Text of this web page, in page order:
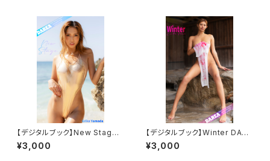
【デジタルブック】New Stage
DAREA Dream Factory Mag
azine
¥3,000
【デジタルブック】Winter DARE
A Dream Factory Magazine
¥3,000